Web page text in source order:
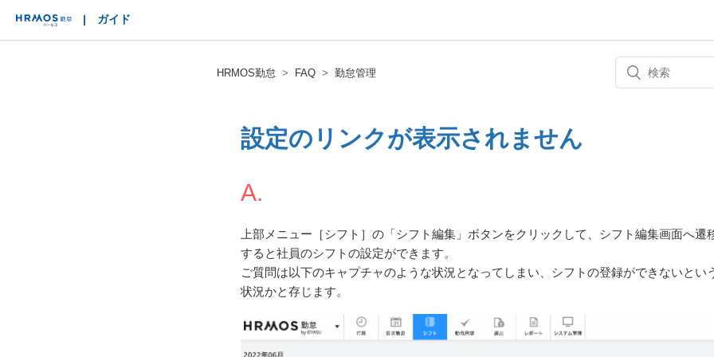
HRMOS
| ガイド
HRMOS勤怠 FAQ 勤怠管理
設定のリンクが表示されません
A.
上部メニュー［シフト］の「シフト編集」ボタンをクリックして、シフト編集画面へ遷
すると社員のシフトの設定ができます。
ご質問は以下のキャプチャのような状況となってしまい、シフトの登録ができないとい
状況かと存じます。